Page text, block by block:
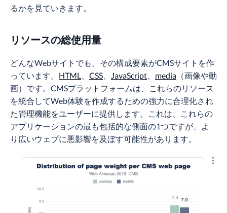
るかを見ていきます。
リソースの総使用量
どんなWebサイトでも、その構成要素がCMSサイトを作
っています。 HTML CSS JavaScript media （画像や動
画）です。CMSプラットフォームは、これらのリソース
を統合してWeb体験を作成するための強力に合理化され
た管理機能をユーザーに提供します。これは、これらの
アプリケーションの最も包括的な側面の1つですが、よ
り広いウェブに悪影響を及ぼす可能性があります。
結